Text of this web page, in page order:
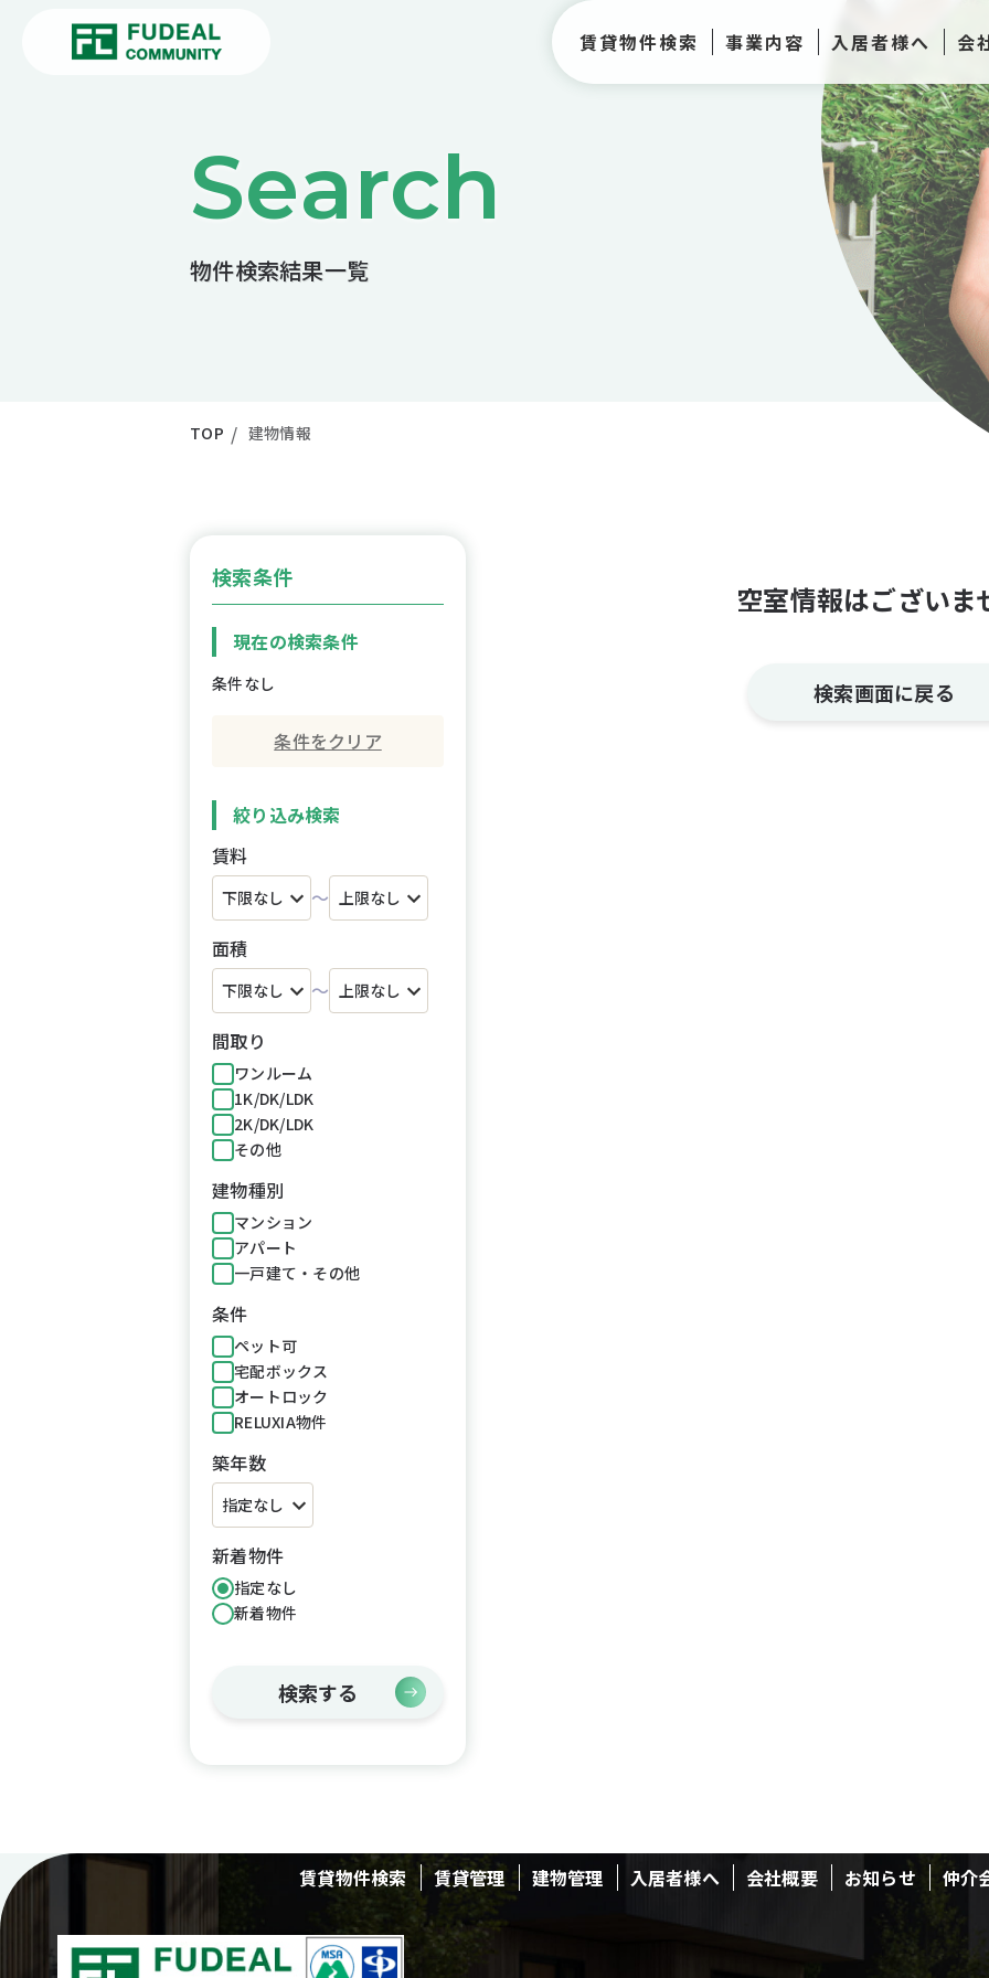
賃貸物件検索 事業内容 入居者様へ 会
物件検索結果一覧
Search
TOP 建物情報
検索条件
現在の検索条件
条件なし
条件をクリア
絞り込み検索
賃料
～
面積
～
間取り
ワンルーム
1K/DK/LDK
2K/DK/LDK
その他
建物種別
マンション
アパート
一戸建て・その他
条件
ペット可
宅配ボックス
オートロック
RELUXIA物件
築年数
新着物件
指定なし
新着物件
検索する
空室情報はございま
検索画面に戻る
賃貸物件検索 賃貸管理 建物管理 入居者様へ 会社概要 お知らせ 仲介